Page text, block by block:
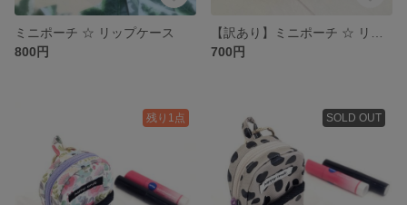
ミニポーチ ☆ リップケース
800円
700円
残り1点 SOLD OUT